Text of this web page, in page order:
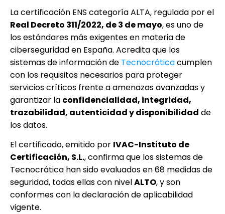
La certificación ENS categoría ALTA, regulada por el
Real Decreto 311/2022, de 3 de mayo, es uno de
los estándares más exigentes en materia de
ciberseguridad en España. Acredita que los
sistemas de información de Tecnocráticacumplen
con los requisitos necesarios para proteger
servicios críticos frente a amenazas avanzadas y
garantizar la confidencialidad, integridad,
trazabilidad, autenticidad y disponibilidad de
los datos.
El certificado, emitido por IVAC-Instituto de
Certificación, S.L., confirma que los sistemas de
Tecnocrática han sido evaluados en 68 medidas de
seguridad, todas ellas con nivelALTO, y son
conformes con la declaración de aplicabilidad
vigente.